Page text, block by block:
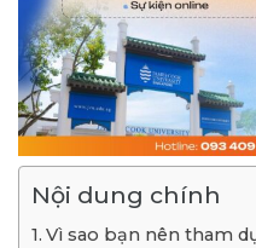
Nội dung chính
Vì sao bạn nên tham